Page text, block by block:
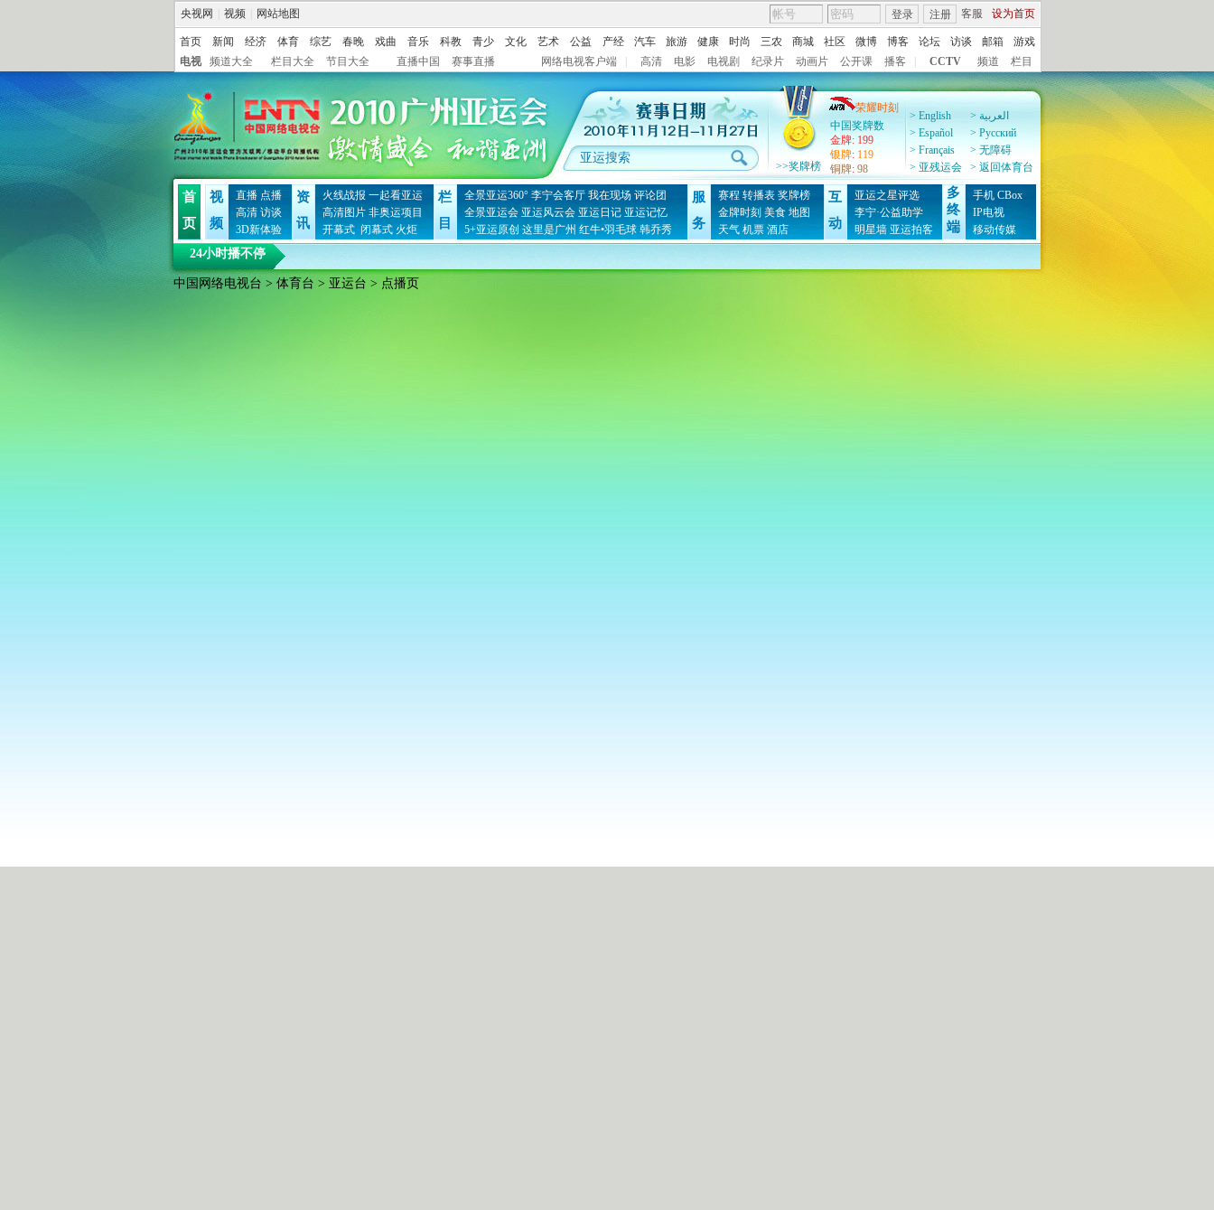
央视网 视频 网站地图 客服 设为首页
登录 注册
首页 新闻 经济 体育 综艺 春晚 戏曲 音乐 科教 青少 文化 艺术 公益 产经 汽车 旅游 健康 时尚 三农 商城 社区 微博 博客 论坛 访谈 邮箱
游戏
电视
频道大全 栏目大全 节目大全 直播中国 赛事直播 网络电视客户端 高清 电影 电视剧 纪录片 动画片 公开课 播客 CCTV 频道 栏目
> English
> العربية
> Español
> Pусский
> Français
> 无障碍
> 亚残运会
> 返回体育台
>>奖牌榜
荣耀时刻
中国奖牌数
金牌: 199
银牌: 119
铜牌: 98
首
页
视
频
直播 点播
高清 访谈
3D新体验
资
讯
火线战报 一起看亚运
高清图片 非奥运项目
开幕式 闭幕式 火炬
栏
目
全景亚运360° 李宁会客厅 我在现场 评论团
全景亚运会 亚运风云会 亚运日记 亚运记忆
5+亚运原创 这里是广州 红牛•羽毛球 韩乔秀
服
务
赛程 转播表 奖牌榜
金牌时刻 美食 地图
天气 机票 酒店
互
动
亚运之星评选
李宁·公益助学
明星墙 亚运拍客
多
终
端
手机 CBox
IP电视
移动传媒
24小时播不停
中国网络电视台 > 体育台 > 亚运台 > 点播页